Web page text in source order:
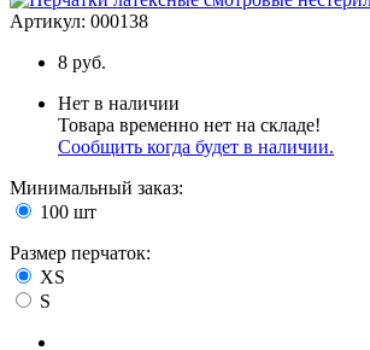
Артикул: 000138
8 руб.
Нет в наличии
Товара временно нет на складе!
Сообщить когда будет в наличии.
Минимальный заказ:
100 шт
Размер перчаток:
XS
S